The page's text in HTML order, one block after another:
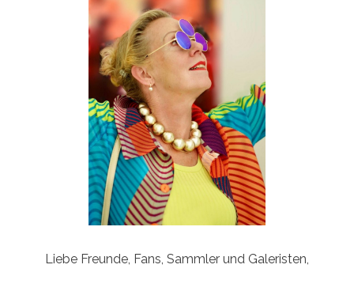
Liebe Freunde, Fans, Sammler und Galeristen,